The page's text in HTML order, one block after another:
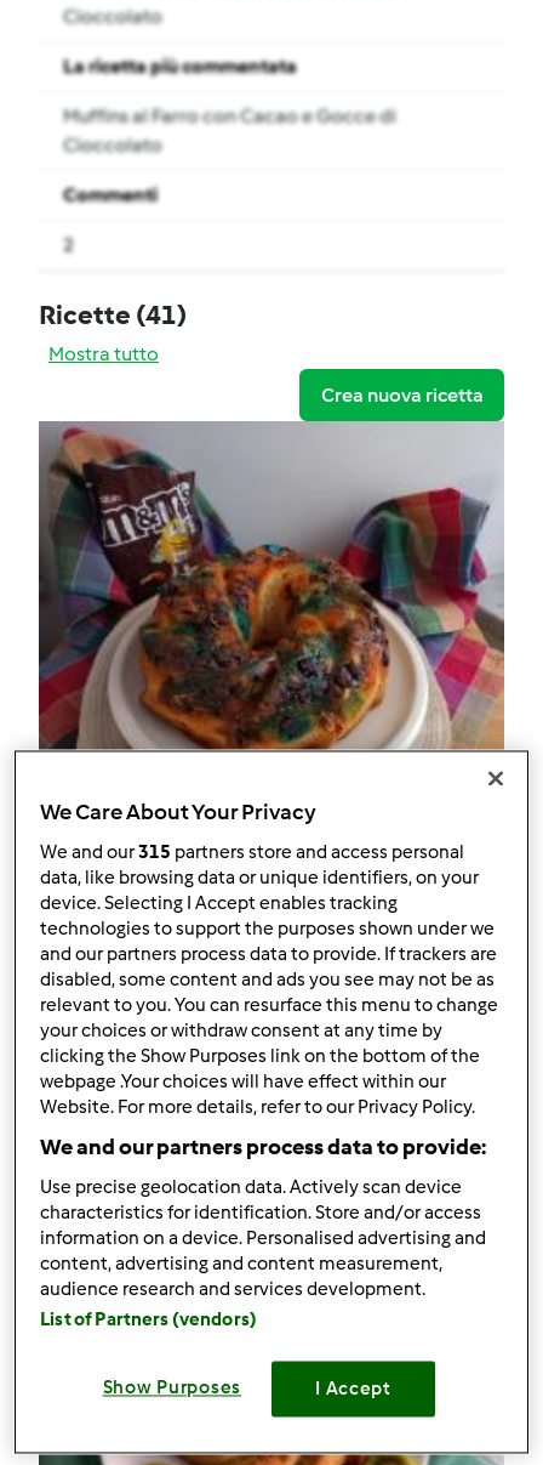
Cioccolato
La ricetta più commentata
Muffins al Farro con Cacao e Gocce di
Cioccolato
Commenti
2
Ricette (41)
Mostra tutto
Crea nuova ricetta
Ciambellone di Carnevale con
M&M's
daSara.lo86
0 0 facile -- 125
We Care About Your Privacy
We and our315 partners store and access personal
data, like browsing data or unique identifiers, on your
device. Selecting I Accept enables tracking
technologies to support the purposes shown under we
and our partners process data to provide. If trackers are
disabled, some content and ads you see may not be as
relevant to you. You can resurface this menu to change
your choices or withdraw consent at any time by
clicking the Show Purposes link on the bottom of the
webpage .Your choices will have effect within our
Website. For more details, refer to our Privacy Policy.
We and our partners process data to provide:
Use precise geolocation data. Actively scan device
characteristics for identification. Store and/or access
information on a device. Personalised advertising and
content, advertising and content measurement,
audience research and services development.
List of Partners (vendors)
Show Purposes I Accept